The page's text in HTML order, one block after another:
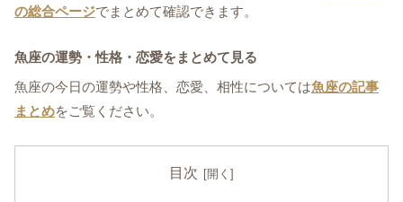
の総合ページでまとめて確認できます。
魚座の運勢・性格・恋愛をまとめて見る
魚座の今日の運勢や性格、恋愛、相性については魚座の記事
まとめをご覧ください。
目次